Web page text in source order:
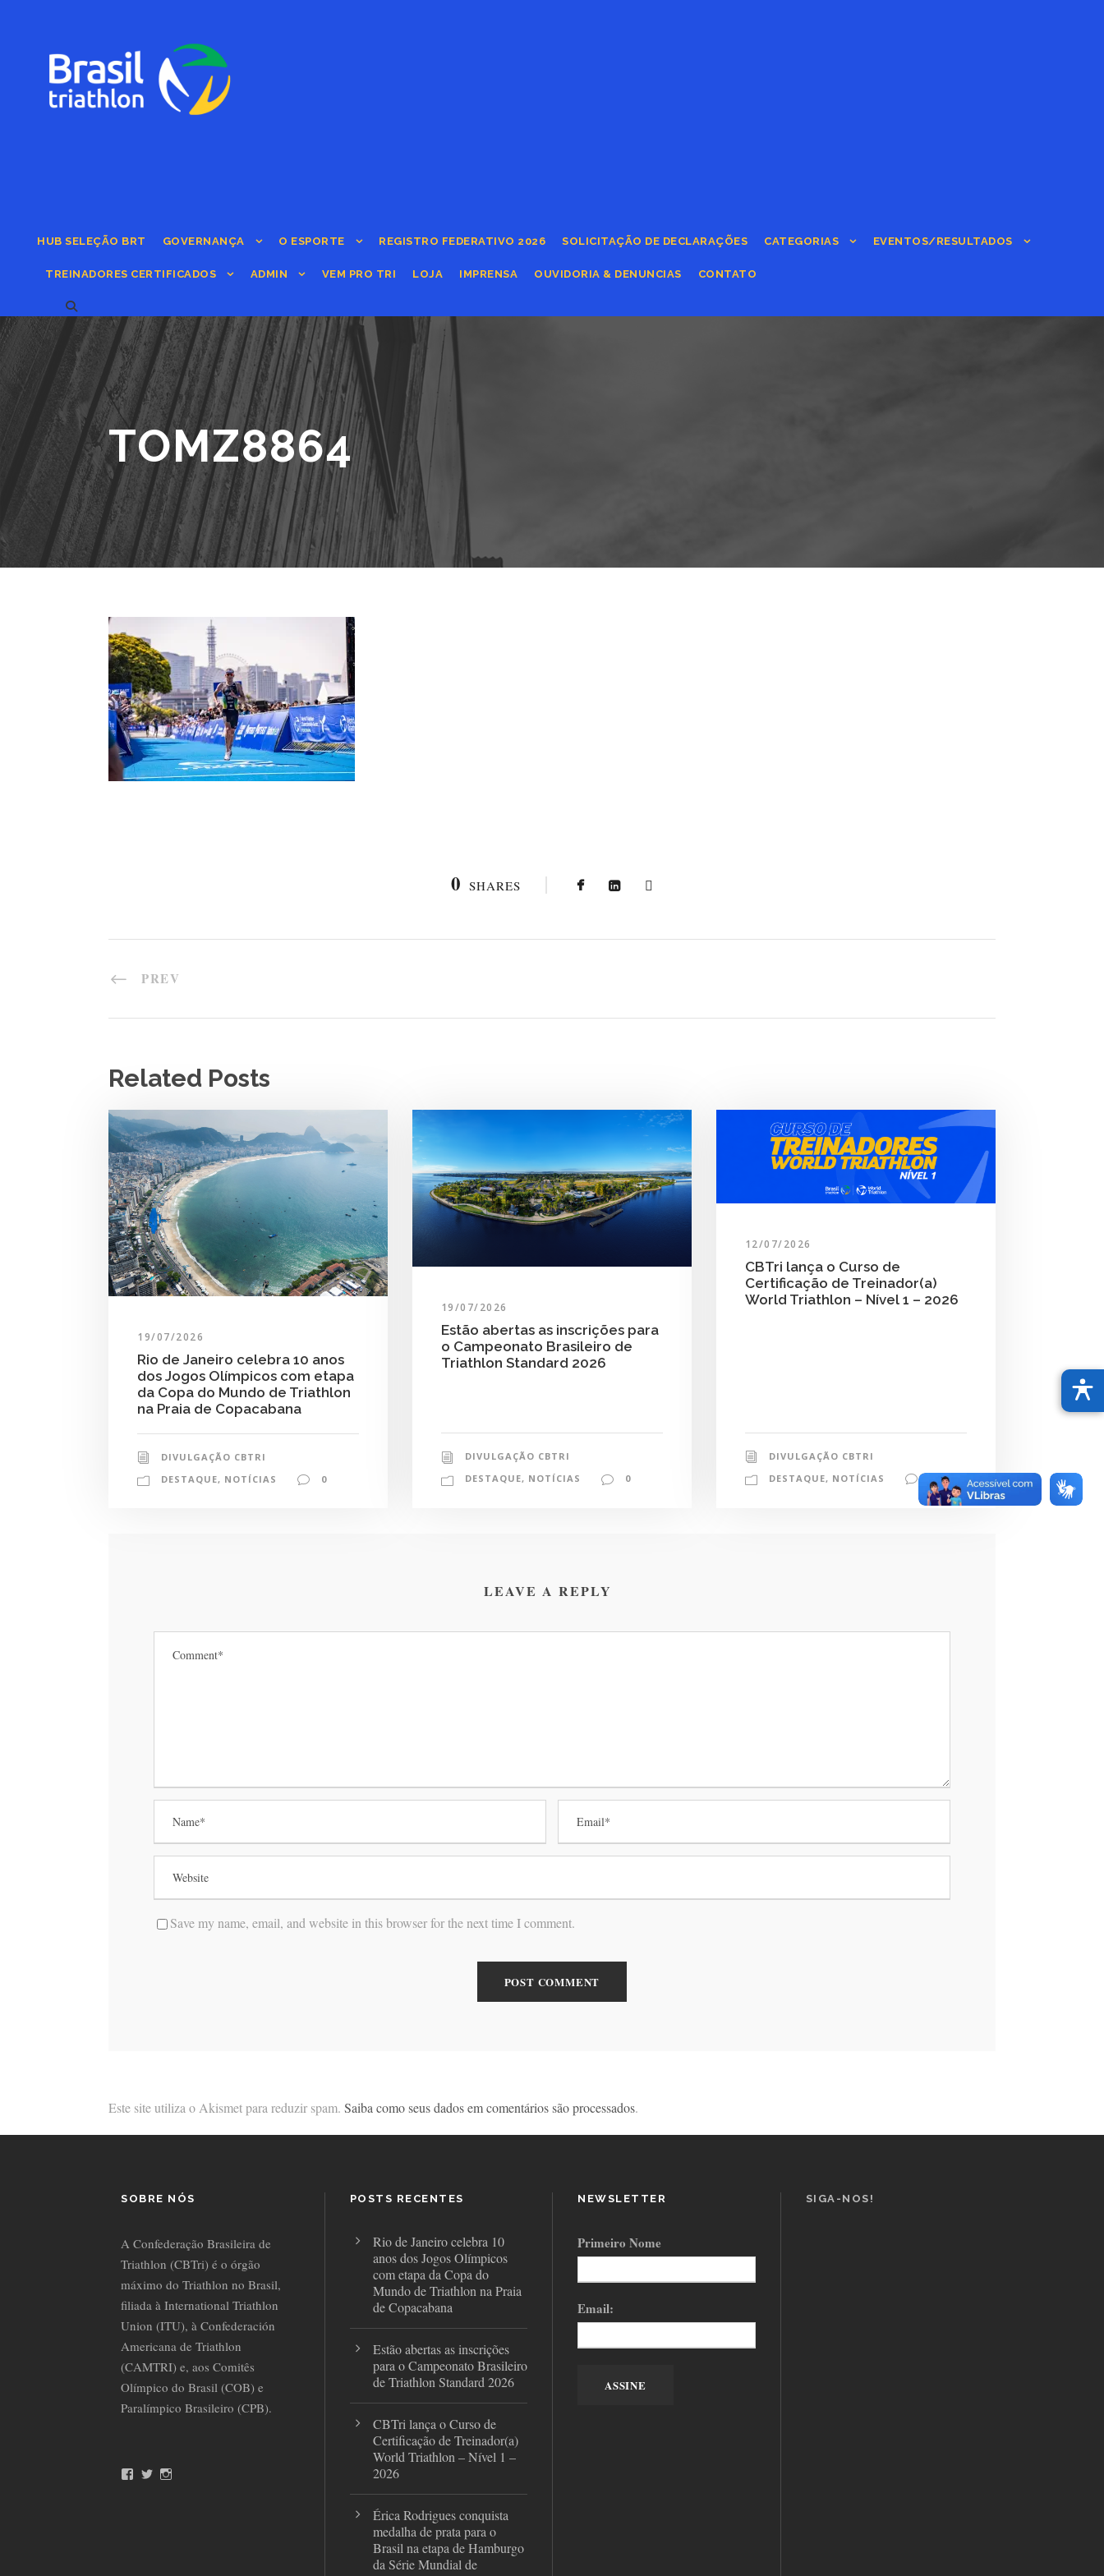
HUB SELEÇÃO BRT GOVERNANÇA O ESPORTE REGISTRO FEDERATIVO 2026 SOLICITAÇÃO DE DECLARAÇÕES CATEGORIAS EVENTOS/RESULTADOS
TREINADORES CERTIFICADOS ADMIN VEM PRO TRI LOJA IMPRENSA OUVIDORIA & DENUNCIAS CONTATO
TOMZ8864
0 SHARES
PREV
Related Posts
19/07/2026
Rio de Janeiro celebra 10 anos
dos Jogos Olímpicos com etapa
da Copa do Mundo de Triathlon
na Praia de Copacabana
DIVULGAÇÃO CBTRI
DESTAQUE, NOTÍCIAS 0
19/07/2026
Estão abertas as inscrições para
o Campeonato Brasileiro de
Triathlon Standard 2026
DIVULGAÇÃO CBTRI
DESTAQUE, NOTÍCIAS 0
12/07/2026
CBTri lança o Curso de
Certificação de Treinador(a)
World Triathlon – Nível 1 – 2026
DIVULGAÇÃO CBTRI
DESTAQUE, NOTÍCIAS
LEAVE A REPLY
Save my name, email, and website in this browser for the next time I comment.
Este site utiliza o Akismet para reduzir spam. Saiba como seus dados em comentários são processados.
SOBRE NÓS
A Confederação Brasileira de
Triathlon (CBTri) é o órgão
máximo do Triathlon no Brasil,
filiada à International Triathlon
Union (ITU), à Confederación
Americana de Triathlon
(CAMTRI) e, aos Comitês
Olímpico do Brasil (COB) e
Paralímpico Brasileiro (CPB).
T
POSTS RECENTES
Rio de Janeiro celebra 10
anos dos Jogos Olímpicos
com etapa da Copa do
Mundo de Triathlon na Praia
de Copacabana
Estão abertas as inscrições
para o Campeonato Brasileiro
de Triathlon Standard 2026
CBTri lança o Curso de
Certificação de Treinador(a)
World Triathlon – Nível 1 –
2026
Érica Rodrigues conquista
medalha de prata para o
Brasil na etapa de Hamburgo
da Série Mundial de
NEWSLETTER
Primeiro Nome
Email:
SIGA-NOS!